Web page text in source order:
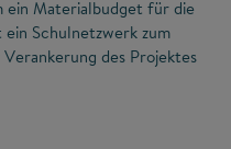
ein Materialbudget für die
Schulnetzwerk zum
des Projektes